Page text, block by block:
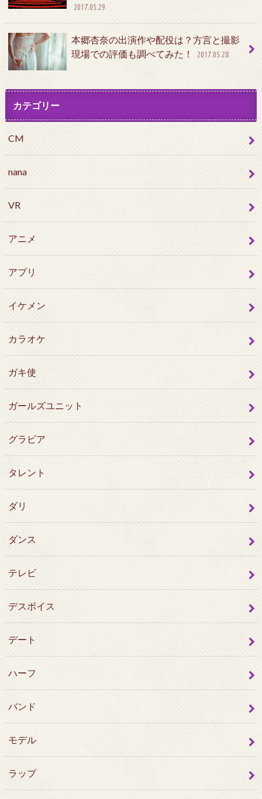
2017.05.29
本郷杏奈の出演作や配役は？方言と撮影
現場での評価も調べてみた！
2017.05.28
カテゴリー
CM
nana
VR
アニメ
アプリ
イケメン
カラオケ
ガキ使
ガールズユニット
グラビア
タレント
ダリ
ダンス
テレビ
デスボイス
デート
ハーフ
バンド
モデル
ラップ